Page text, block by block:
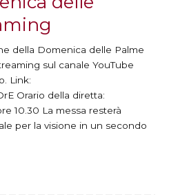
della Domenica delle Palme
sul canale YouTube
Link:
Orario della diretta:
10.30 La messa resterà
per la visione in un secondo